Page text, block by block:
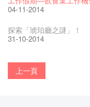
05-03-2021
03-04-2020
我們的辣椒小故事 Part 2
23-03-2020
走向自由
17-06-2019
青菜沙律 - 也斯
Pop-up Symphonic Artbar
24-11-2017
02-11-2017
14-08-2017
聘請: 藝穗會藝術行政實習
07-03-2017
''Happiness, not in
another hour, but this
22-11-2016
藝穗會的20個秘密】#17
18-11-2016
【藝穗會的20個秘密】
24-10-2016
【藝穗會的20個秘密】
【藝穗會的20個秘密】
25-07-2016
01-03-2016
舞蹈家 - Andy Wong
25-02-2016
圖利古爾2016［無界］巡
風欲靜－杜可風X許靜聯展
藝術公社 x C&G x 藝穗會
08-06-2015
試過冰窖的新menu了嗎？
20-05-2015
Benny和黃玉龍
17-03-2015
2015-2016 藝術場地資助
17-03-2015
「一睡解千愁，夢中找自
11-02-2015
跟大家介紹中大的實習生
05-02-2015
Colette's之晚餐!
12-01-2015
愛這片綠!
08-01-2015
13-12-2014
與義工初會！
11-12-2014
26-11-2014
實習生們畢業了！
25-11-2014
04-11-2014
探索「琥珀廳之謎」！
31-10-2014
藝術家沙龍 — 洪志侖 (韓
29-10-2014
攝影廊變身Colette's Bar
17-02-2014
上一頁